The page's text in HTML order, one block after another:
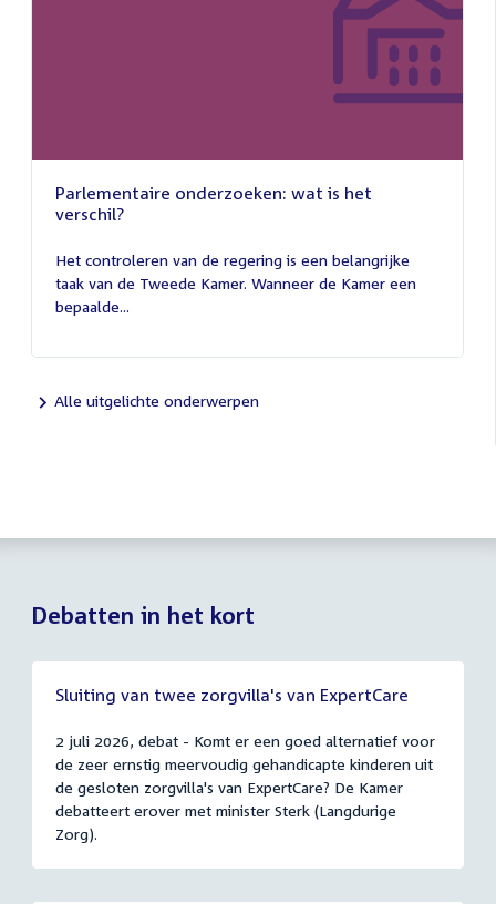
Parlementaire onderzoeken: wat is het
verschil?
juli
2026
Het controleren van de regering is een belangrijke
taak van de Tweede Kamer. Wanneer de Kamer een
bepaalde...
Alle uitgelichte onderwerpen
Debatten in het kort
Sluiting van twee zorgvilla's van ExpertCare
2 juli 2026, debat - Komt er een goed alternatief voor
de zeer ernstig meervoudig gehandicapte kinderen uit
de gesloten zorgvilla's van ExpertCare? De Kamer
debatteert erover met minister Sterk (Langdurige
Zorg).